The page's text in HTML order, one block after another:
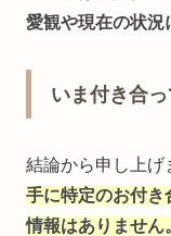
愛観や現在の状況
いま付き合
結論から申し上げ
手に特定のお付き
情報はありません